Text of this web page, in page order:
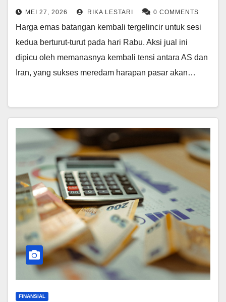
MEI 27, 2026 RIKA LESTARI 0 COMMENTS
Harga emas batangan kembali tergelincir untuk sesi
kedua berturut-turut pada hari Rabu. Aksi jual ini
dipicu oleh memanasnya kembali tensi antara AS dan
Iran, yang sukses meredam harapan pasar akan…
FINANSIAL